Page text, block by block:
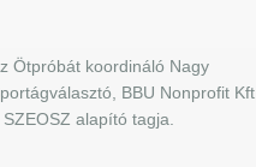
Ötpróbát koordináló Nagy
BBU Nonprofit Kft.
SZEOSZ alapító tagja.